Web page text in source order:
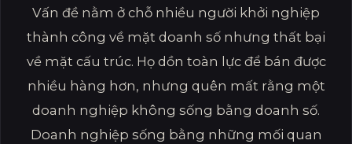
Vấn đề nằm ở chỗ nhiều người khởi nghiệp
thành công về mặt doanh số nhưng thất bại
về mặt cấu trúc. Họ dồn toàn lực để bán được
nhiều hàng hơn, nhưng quên mất rằng một
doanh nghiệp không sống bằng doanh số.
Doanh nghiệp sống bằng những mối quan